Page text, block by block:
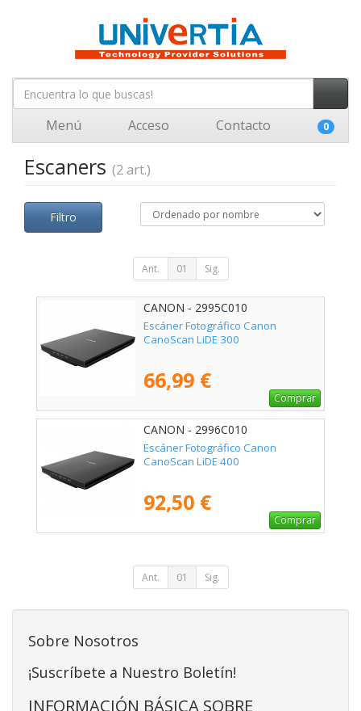
Menú Acceso Contacto 0
Escaners (2 art.)
Filtro
Ant. 01 Sig.
CANON - 2995C010
Escáner Fotográfico Canon
CanoScan LiDE 300
66,99 €
Comprar
CANON - 2996C010
Escáner Fotográfico Canon
CanoScan LiDE 400
92,50 €
Comprar
Ant. 01 Sig.
Sobre Nosotros
¡Suscríbete a Nuestro Boletín!
INFORMACIÓN BÁSICA SOBRE